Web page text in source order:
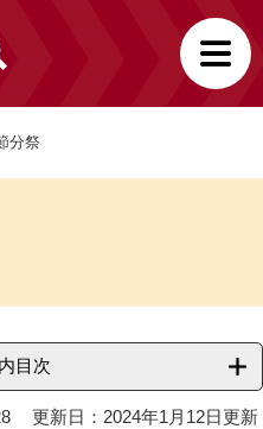
分祭
目次
更新日：2024年1月12日更新